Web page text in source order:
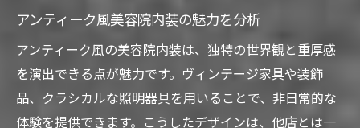
アンティーク風美容院内装の魅力を分析
アンティーク風の美容院内装は、独特の世界観と重厚感
を演出できる点が魅力です。ヴィンテージ家具や装飾
品、クラシカルな照明器具を用いることで、非日常的な